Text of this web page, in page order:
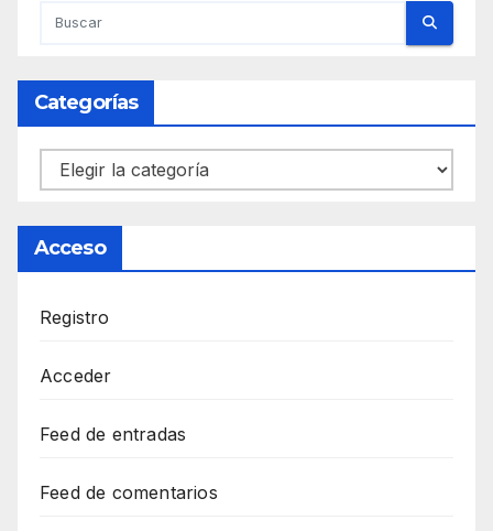
Categorías
Categorías
Acceso
Registro
Acceder
Feed de entradas
Feed de comentarios